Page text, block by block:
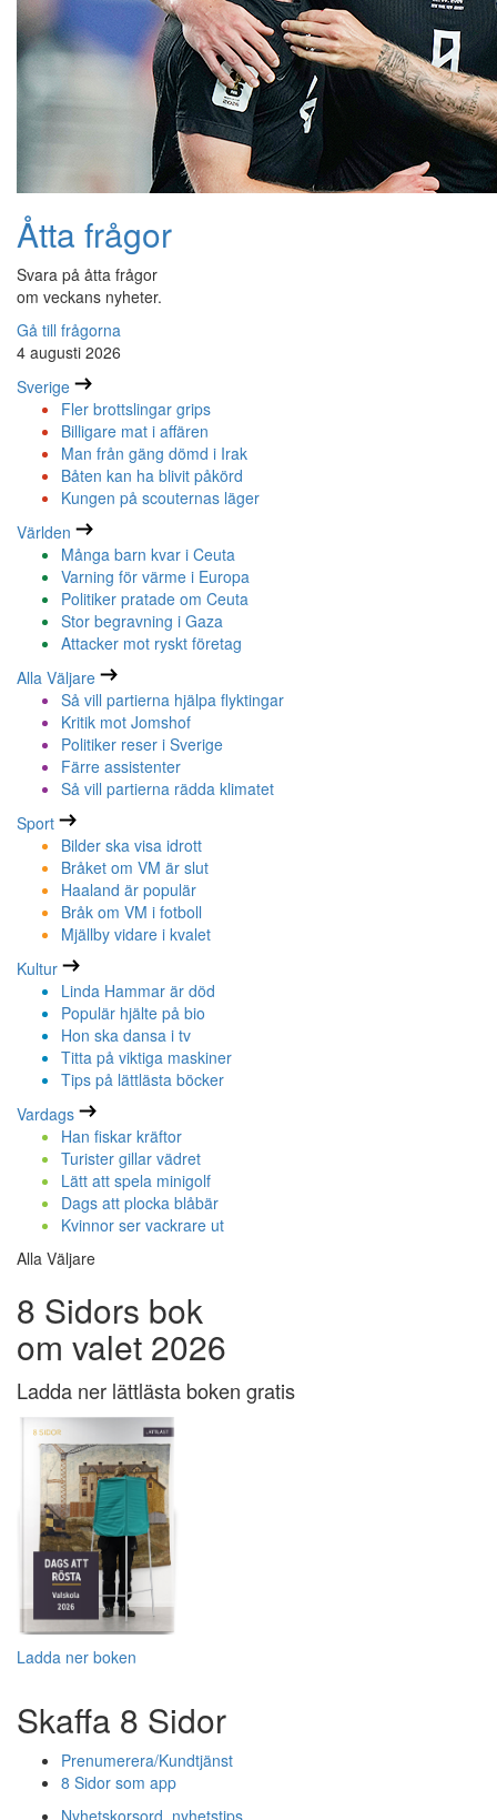
Åtta frågor
Svara på åtta frågor
om veckans nyheter.
Gå till frågorna
4 augusti 2026
Sverige
Fler brottslingar grips
Billigare mat i affären
Man från gäng dömd i Irak
Båten kan ha blivit påkörd
Kungen på scouternas läger
Världen
Många barn kvar i Ceuta
Varning för värme i Europa
Politiker pratade om Ceuta
Stor begravning i Gaza
Attacker mot ryskt företag
Alla Väljare
Så vill partierna hjälpa flyktingar
Kritik mot Jomshof
Politiker reser i Sverige
Färre assistenter
Så vill partierna rädda klimatet
Sport
Bilder ska visa idrott
Bråket om VM är slut
Haaland är populär
Bråk om VM i fotboll
Mjällby vidare i kvalet
Kultur
Linda Hammar är död
Populär hjälte på bio
Hon ska dansa i tv
Titta på viktiga maskiner
Tips på lättlästa böcker
Vardags
Han fiskar kräftor
Turister gillar vädret
Lätt att spela minigolf
Dags att plocka blåbär
Kvinnor ser vackrare ut
Alla Väljare
8 Sidors bok
om valet 2026
Ladda ner lättlästa boken gratis
Ladda ner boken
Skaffa 8 Sidor
Prenumerera/Kundtjänst
8 Sidor som app